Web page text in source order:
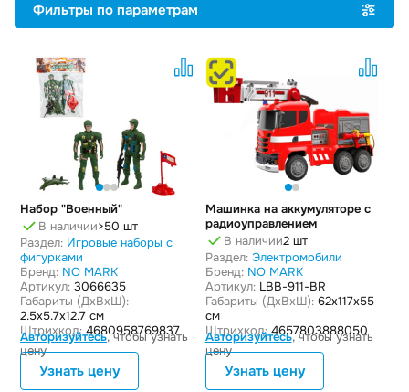
Фильтры по параметрам
Набор "Военный"
В наличии>50 шт
Раздел: Игровые наборы с
фигурками
Бренд: NO MARK
Артикул: 3066635
Габариты (ДxВxШ):
2.5x5.7x12.7 см
Штрихкод: 4680958769837
Авторизуйтесь, чтобы узнать
цену
Узнать цену
Машинка на аккумуляторе с
радиоуправлением
В наличии2 шт
Раздел: Электромобили
Бренд: NO MARK
Артикул:LBB-911-BR
Габариты (ДxВxШ):62x117x55
см
Штрихкод:4657803888050
Авторизуйтесь, чтобы узнать
цену
Узнать цену